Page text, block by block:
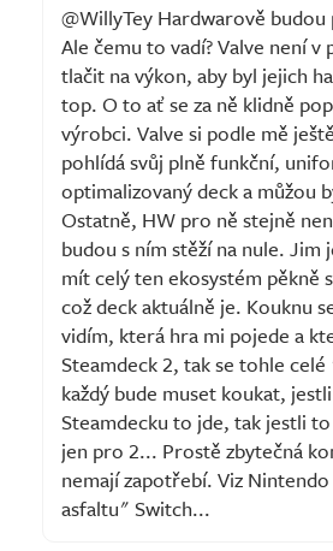
@WillyTey Hardwarově
Ale čemu to vadí? Valve není v
tlačit na výkon, aby byl jejich
top. O to ať se za ně klidně
výrobci. Valve si podle mě
pohlídá svůj plně funkční,
optimalizovaný deck a můžou
Ostatně, HW pro ně stejně
budou s ním stěží na nule.
mít celý ten ekosystém pěkně
což deck aktuálně je. Kouknu
vidím, která hra mi pojede a
Steamdeck 2, tak se tohle
každý bude muset koukat,
Steamdecku to jde, tak jestli
jen pro 2... Prostě zbytečná
nemají zapotřebí. Viz
asfaltu" Switch...